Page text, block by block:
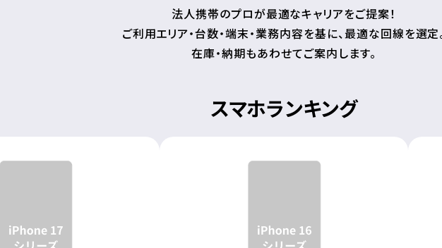
法人携帯のプロが最適なキャリアをご提案！
ご利用エリア・台数・端末・業務内容を基に、最適な回線を選定
在庫・納期もあわせてご案内します。
スマホランキング